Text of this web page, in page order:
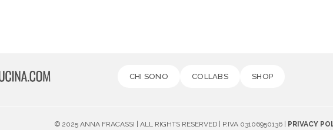
CHI SONO COLLABS SHOP
© 2025 ANNA FRACASSI | ALL RIGHTS RESERVED | P.IVA 03106950136 | PRIVACY